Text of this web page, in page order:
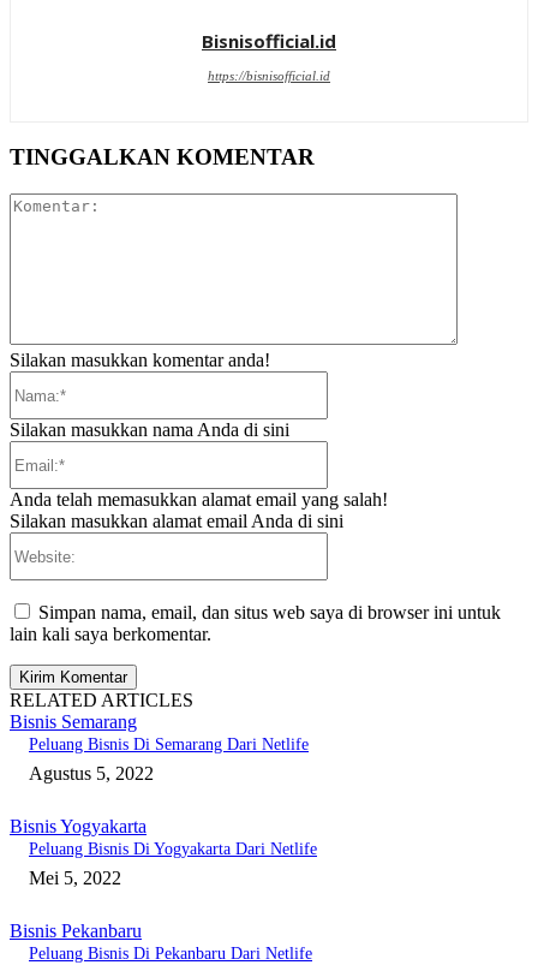
Bisnisofficial.id
https://bisnisofficial.id
TINGGALKAN KOMENTAR
Silakan masukkan komentar anda!
Silakan masukkan nama Anda di sini
Anda telah memasukkan alamat email yang salah!
Silakan masukkan alamat email Anda di sini
Simpan nama, email, dan situs web saya di browser ini untuk
lain kali saya berkomentar.
RELATED ARTICLES
Bisnis Semarang
Peluang Bisnis Di Semarang Dari Netlife
Agustus 5, 2022
Bisnis Yogyakarta
Peluang Bisnis Di Yogyakarta Dari Netlife
Mei 5, 2022
Bisnis Pekanbaru
Peluang Bisnis Di Pekanbaru Dari Netlife